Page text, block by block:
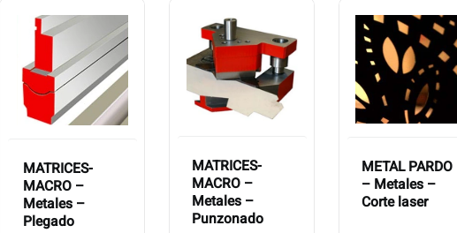
MATRICES-
MACRO –
Metales –
Plegado
MATRICES-
MACRO –
Metales –
Punzonado
METAL PARDO
– Metales –
Corte laser